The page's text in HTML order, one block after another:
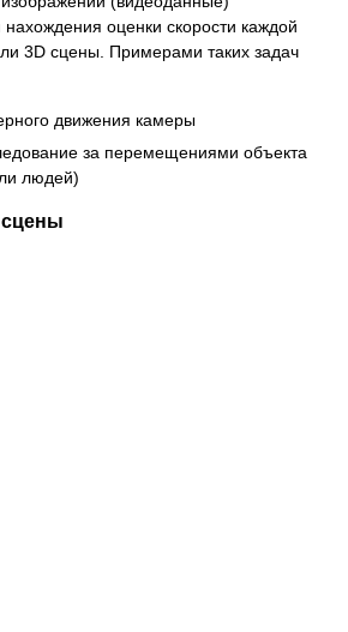
оценки скорости каждой
3D сцены. Примерами таких задач
движения камеры
за перемещениями объекта
людей)
сцены